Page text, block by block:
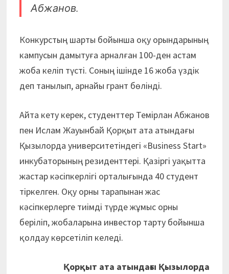
Абжанов.
Конкурстың шарты бойынша оқу орындарының
кампусын дамытуға арналған 100-ден астам
жоба келіп түсті. Соның ішінде 16 жоба үздік
деп танылып, арнайы грант бөлінді.
Айта кету керек, студенттер Темірлан Абжанов
пен Ислам Жауынбай Қорқыт ата атындағы
Қызылорда университетіндегі «Business Start»
инкубаторының резиденттері. Қазіргі уақытта
жастар кәсіпкерлігі орталығында 40 студент
тіркелген. Оқу орны тарапынан жас
кәсіпкерлерге тиімді түрде жұмыс орны
беріліп, жобаларына инвестор тарту бойынша
қолдау көрсетіліп келеді.
Қорқыт ата атындағы Қызылорда